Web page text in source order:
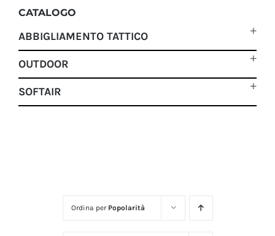
Ordina per Popolarità
CATALOGO
ABBIGLIAMENTO TATTICO
OUTDOOR
SOFTAIR